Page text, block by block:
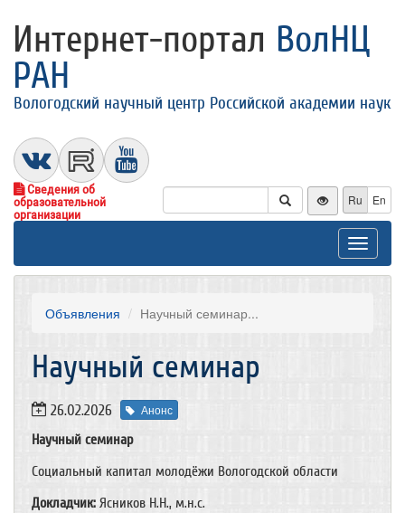
Интернет-портал ВолНЦ
РАН
Вологодский научный центр Российской академии наук
Сведения об
образовательной
организации
Ru En
Toggle
Объявления ​Научный семинар...
​Научный семинар
26.02.2026 Анонс
Научный семинар
Социальный капитал молодёжи Вологодской области
Докладчик: Ясников Н.Н., м.н.с.